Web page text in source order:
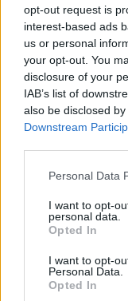
opt-out request is
interest-based ads
us or personal
your opt-out. You
disclosure of your
IAB’s list of
also be disclosed
Downstream
Please note that
not limited to your
grant or deny
use your data for
consent section.
Personal Data
I want to opt-
personal data.
Opted In
I want to opt-
Personal Data.
Opted In
Αν τα χάσατε
«Αφιέρωσε τη
να βοηθά
είχαν ανάγκη» -
της 38χρονης
βρέθηκε
Κυψέλη